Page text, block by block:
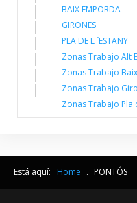
BAIX EMPORDA
GIRONES
PLA DE L ´ESTANY
Zonas Trabajo Alt
Zonas Trabajo
Zonas Trabajo
Zonas Trabajo Pla
Está aquí: Home . PONTÓS